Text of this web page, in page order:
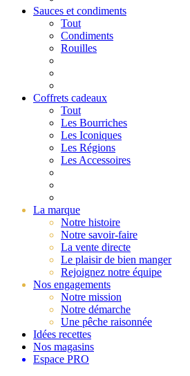
Sauces et condiments
Tout
Condiments
Rouilles
Coffrets cadeaux
Tout
Les Bourriches
Les Iconiques
Les Régions
Les Accessoires
La marque
Notre histoire
Notre savoir-faire
La vente directe
Le plaisir de bien manger
Rejoignez notre équipe
Nos engagements
Notre mission
Notre démarche
Une pêche raisonnée
Idées recettes
Nos magasins
Espace PRO